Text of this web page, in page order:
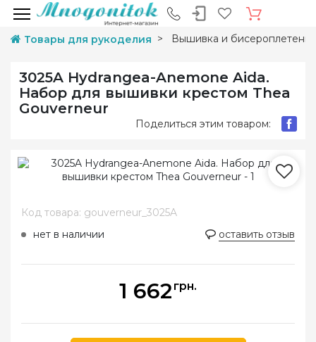
Товары для рукоделия Вышивка и
3025A Hydrangea-Anemone Aida.
Набор для вышивки крестом Thea
Gouverneur
Поделиться этим товаром:
Код товара: gouverneur_3025A
нет в наличии
оставить отзыв
1 662 грн.